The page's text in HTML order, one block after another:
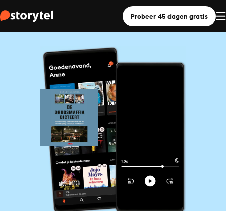
Probeer 45 dagen gratis